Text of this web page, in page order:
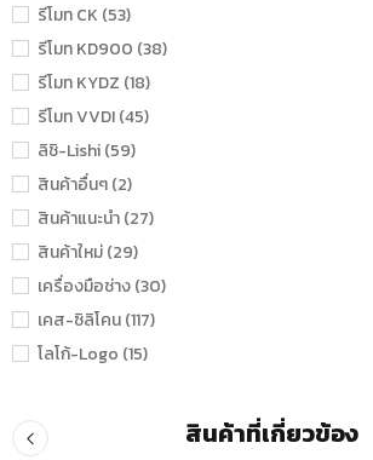
รีโมท CK (53)
รีโมท KD900 (38)
รีโมท KYDZ (18)
รีโมท VVDI (45)
ลิชิ-Lishi (59)
สินค้าอื่นๆ (2)
สินค้าแนะนำ (27)
สินค้าใหม่ (29)
เครื่องมือช่าง (30)
เคส-ซิลิโคน (117)
โลโก้-Logo (15)
สินค้าที่เกี่ยวข้อง